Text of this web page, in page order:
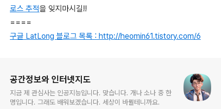
로스 추적을 잊지마시길!!
====
구글 LatLong 블로그 목록 : http://heomin61.tistory.com/6
공간정보와 인터넷지도
지금 제 관심사는 인공지능입니다. 맞습니다. 개나 소나 중 한
명입니다. 그래도 배워보겠습니다. 세상이 바뀔테니까요.